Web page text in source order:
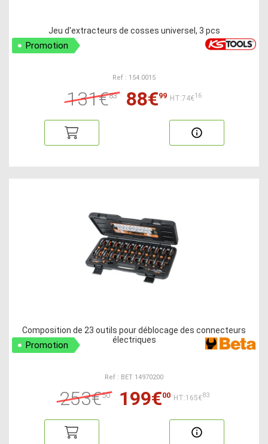
Jeu d'extracteurs de cosses universel, 3 pcs
Promotion
Ref : 154.0015
131€83 88€99 HT:74€16
Composition de 23 outils pour déblocage des connecteurs
électriques
Promotion
Ref : BET 14970200
253€50 199€00 HT:165€83